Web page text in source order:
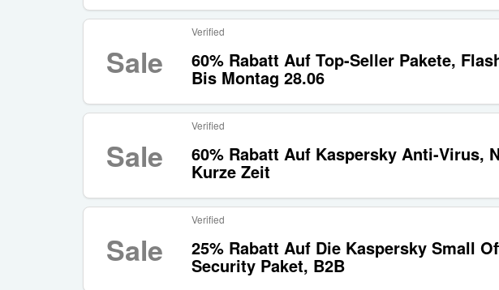
Sale
Verified
60% Rabatt Auf Top-Seller Pakete,
Bis Montag 28.06
Sale
Verified
60% Rabatt Auf Kaspersky Anti-Virus,
Kurze Zeit
Sale
Verified
25% Rabatt Auf Die Kaspersky Small
Security Paket, B2B